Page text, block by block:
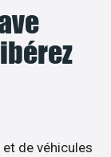
de véhicules